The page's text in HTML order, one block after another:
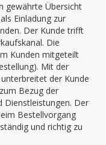
gewährte Übersicht
Einladung zur
Der Kunde trifft
Die
Kunden mitgeteilt
Mit der
der Kunde
Bezug der
Dienstleistungen. Der
Bestellvorgang
und richtig zu